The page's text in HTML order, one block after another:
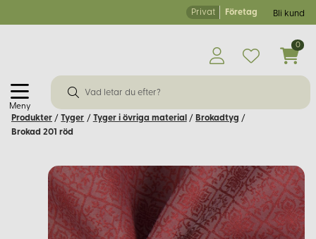
Privat Företag Bli kund
Meny
0
Produkter / Tyger / Tyger i övriga material / Brokadtyg /
Brokad 201 röd